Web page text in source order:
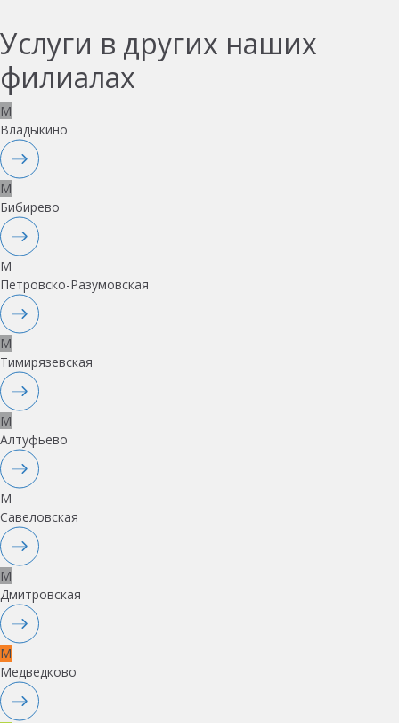
Услуги в других наших
филиалах
M
Владыкино
M
Бибирево
M
Петровско-Разумовская
M
Тимирязевская
M
Алтуфьево
M
Савеловская
M
Дмитровская
M
Медведково